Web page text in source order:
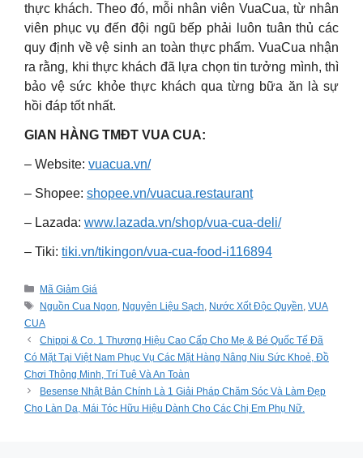
thực khách. Theo đó, mỗi nhân viên VuaCua, từ nhân
viên phục vụ đến đội ngũ bếp phải luôn tuân thủ các
quy định về vệ sinh an toàn thực phẩm. VuaCua nhận
ra rằng, khi thực khách đã lựa chọn tin tưởng mình, thì
bảo vệ sức khỏe thực khách qua từng bữa ăn là sự
hồi đáp tốt nhất.
GIAN HÀNG TMĐT VUA CUA:
– Website: vuacua.vn/
– Shopee: shopee.vn/vuacua.restaurant
– Lazada: www.lazada.vn/shop/vua-cua-deli/
– Tiki: tiki.vn/tikingon/vua-cua-food-i116894
Categories
Mã Giảm Giá
Tags
Nguồn Cua Ngon Nguyên Liệu Sạch Nước Xốt Độc Quyền ,VUA
CUA
Chippi & Co. 1 Thương Hiệu Cao Cấp Cho Mẹ & Bé Quốc Tế Đã
Có Mặt Tại Việt Nam Phục Vụ Các Mặt Hàng Nâng Niu Sức Khoẻ, Đồ
Chơi Thông Minh, Trí Tuệ Và An Toàn
Besense Nhật Bản Chính Là 1 Giải Pháp Chăm Sóc Và Làm Đẹp
Cho Làn Da, Mái Tóc Hữu Hiệu Dành Cho Các Chị Em Phụ Nữ.